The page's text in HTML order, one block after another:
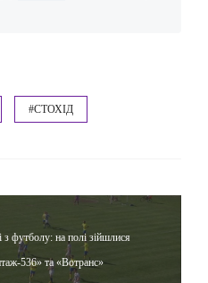
#СТОХІД
з футболу: на полі зійшлися
536» та «Вотранс»